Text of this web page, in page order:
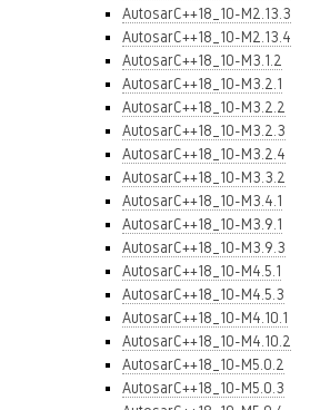
AutosarC++18_10-M2.13.3
AutosarC++18_10-M2.13.4
AutosarC++18_10-M3.1.2
AutosarC++18_10-M3.2.1
AutosarC++18_10-M3.2.2
AutosarC++18_10-M3.2.3
AutosarC++18_10-M3.2.4
AutosarC++18_10-M3.3.2
AutosarC++18_10-M3.4.1
AutosarC++18_10-M3.9.1
AutosarC++18_10-M3.9.3
AutosarC++18_10-M4.5.1
AutosarC++18_10-M4.5.3
AutosarC++18_10-M4.10.1
AutosarC++18_10-M4.10.2
AutosarC++18_10-M5.0.2
AutosarC++18_10-M5.0.3